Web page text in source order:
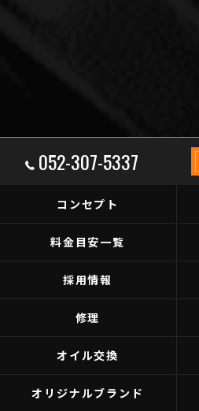
052-307-5337
コンセプト
料金目安一覧
採用情報
修理
オイル交換
オリジナルブランド